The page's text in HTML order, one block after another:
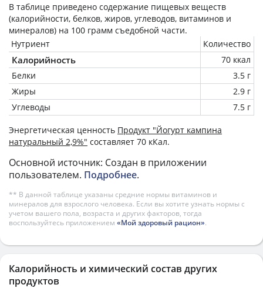
В таблице приведено содержание пищевых веществ
(калорийности, белков, жиров, углеводов, витаминов и
минералов) на 100 грамм съедобной части.
Нутриент
Количество
Калорийность
70 ккал
Белки
3.5 г
Жиры
2.9 г
Углеводы
7.5 г
Энергетическая ценность Продукт "Йогурт кампина
натуральный 2,9%" составляет 70 кКал.
Основной источник: Создан в приложении
пользователем. Подробнее.
** В данной таблице указаны средние нормы витаминов и
минералов для взрослого человека. Если вы хотите узнать нормы с
учетом вашего пола, возраста и других факторов, тогда
воспользуйтесь приложением «Мой здоровый рацион».
Калорийность и химический состав других
продуктов